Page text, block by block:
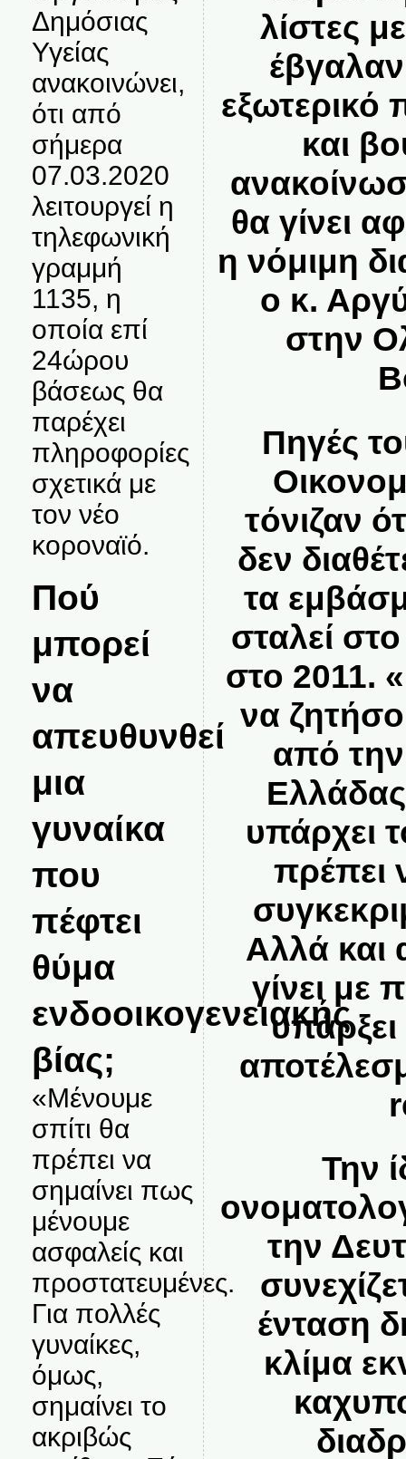
Δημόσιας
Υγείας
ανακοινώνει,
ότι από
σήμερα
07.03.2020
λειτουργεί η
τηλεφωνική
γραμμή
1135, η
οποία επί
24ώρου
βάσεως θα
παρέχει
πληροφορίες
σχετικά με
τον νέο
κοροναϊό.
Πού
μπορεί
να
απευθυνθεί
μια
γυναίκα
που
πέφτει
θύμα
ενδοοικογενειακής
βίας;
«Μένουμε
σπίτι θα
πρέπει να
σημαίνει πως
μένουμε
ασφαλείς και
προστατευμένες.
Για πολλές
γυναίκες,
όμως,
σημαίνει το
ακριβώς
λίστες
εξωτερικό
και
θα γίνει
η νόμιμη
ο κ.
στην
Πηγές
τόνιζαν
δεν
τα
σταλεί
στο 2011.
να
από
υπάρχει
πρέπει
Αλλά και
γίνει με
Την
την
ένταση
κλίμα